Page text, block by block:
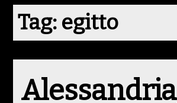
Tag: egitto